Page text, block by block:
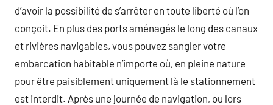
d’avoir la possibilité de s’arrêter en toute liberté où l’on
conçoit. En plus des ports aménagés le long des canaux
et rivières navigables, vous pouvez sangler votre
embarcation habitable n’importe où, en pleine nature
pour être paisiblement uniquement là le stationnement
est interdit. Après une journée de navigation, ou lors